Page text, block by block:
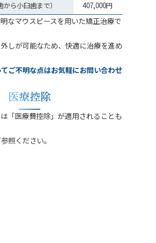
ら小臼歯まで）
407,000円
なマウスピースを用いた矯正治療で
しが可能なため、快適に治療を進め
ご不明な点はお気軽にお問い合わせ
医療控除
「医療費控除」が適用されることも
照ください。